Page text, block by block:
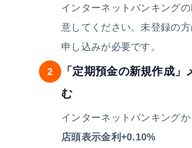
インターネットバンキング
意してください。未登録の
申し込みが必要です。
2
「定期預金の新規作成
む
インターネットバンキングか
店頭表示金利+0.10%